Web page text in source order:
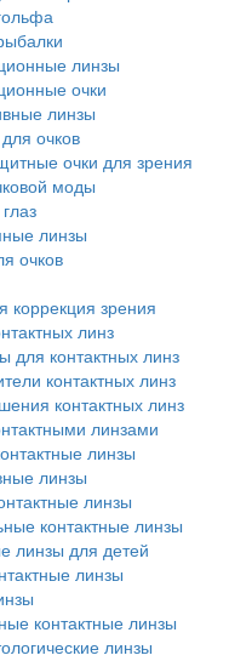
линзы
очки
линзы
очков
очки для зрения
моды
линзы
очков
коррекция зрения
линз
для контактных линз
контактных линз
контактных линз
линзами
линзы
линзы
линзы
контактные линзы
линзы для детей
линзы
контактные линзы
линзы